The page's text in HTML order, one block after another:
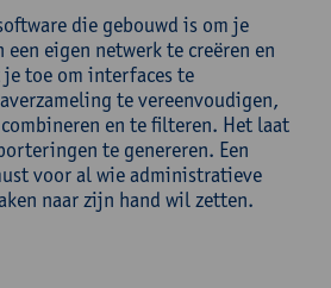
die gebouwd is om je
eigen netwerk te creëren en
toe om interfaces te
te vereenvoudigen,
en te filteren. Het laat
te genereren. Een
voor al wie administratieve
naar zijn hand wil zetten.